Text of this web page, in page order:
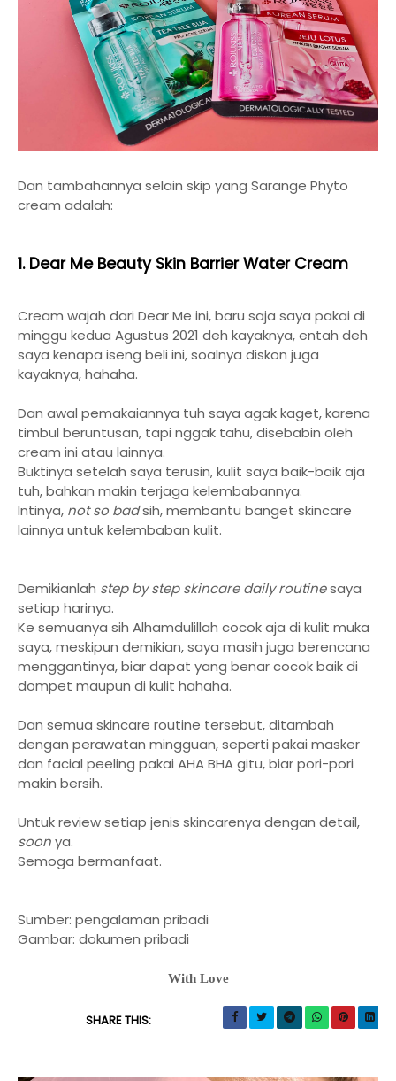
Dan tambahannya selain skip yang Sarange Phyto
cream adalah:
1. Dear Me Beauty Skin Barrier Water Cream
Cream wajah dari Dear Me ini, baru saja saya pakai di
minggu kedua Agustus 2021 deh kayaknya, entah deh
saya kenapa iseng beli ini, soalnya diskon juga
kayaknya, hahaha.
Dan awal pemakaiannya tuh saya agak kaget, karena
timbul beruntusan, tapi nggak tahu, disebabin oleh
cream ini atau lainnya.
Buktinya setelah saya terusin, kulit saya baik-baik aja
tuh, bahkan makin terjaga kelembabannya.
Intinya, not so badsih, membantu banget skincare
lainnya untuk kelembaban kulit.
Demikianlah step by step skincare daily routinesaya
setiap harinya.
Ke semuanya sih Alhamdulillah cocok aja di kulit muka
saya, meskipun demikian, saya masih juga berencana
menggantinya, biar dapat yang benar cocok baik di
dompet maupun di kulit hahaha.
Dan semua skincare routine tersebut, ditambah
dengan perawatan mingguan, seperti pakai masker
dan facial peeling pakai AHA BHA gitu, biar pori-pori
makin bersih.
Untuk review setiap jenis skincarenya dengan detail,
soonya.
Semoga bermanfaat.
Sumber: pengalaman pribadi
Gambar: dokumen pribadi
With Love
SHARE THIS: